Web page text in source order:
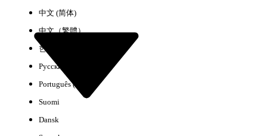
中文 (简体)
中文（繁體）
한국어
Русский
Português (Brasil)
Suomi
Dansk